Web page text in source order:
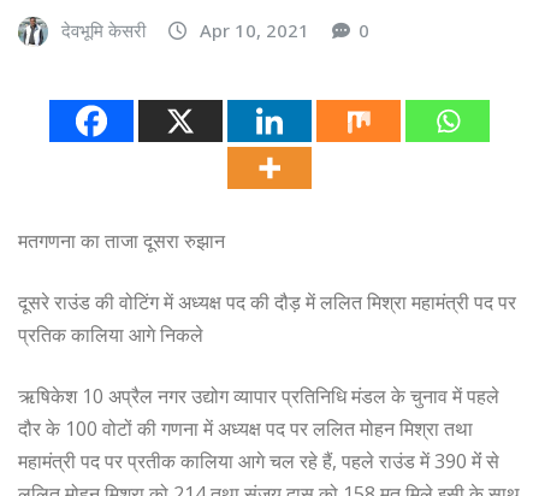
देवभूमि केसरी Apr 10, 2021 0
मतगणना का ताजा दूसरा रुझान
दूसरे राउंड की वोटिंग में अध्यक्ष पद की दौड़ में ललित मिश्रा महामंत्री पद पर
प्रतिक कालिया आगे निकले
ऋषिकेश 10 अप्रैल नगर उद्योग व्यापार प्रतिनिधि मंडल के चुनाव में पहले
दौर के 100 वोटों की गणना में अध्यक्ष पद पर ललित मोहन मिश्रा तथा
महामंत्री पद पर प्रतीक कालिया आगे चल रहे हैं, पहले राउंड में 390 मेंं से